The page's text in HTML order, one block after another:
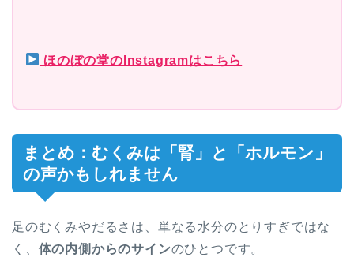
ほのぼの堂のInstagramはこちら
まとめ：むくみは「腎」と「ホルモン」
の声かもしれません
足のむくみやだるさは、単なる水分のとりすぎではな
く、 体の内側からのサインのひとつです。